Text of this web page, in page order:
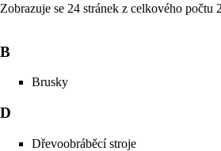
Zobrazuje se 24 stránek z celkového počtu
B
Brusky
D
Dřevoobráběcí stroje